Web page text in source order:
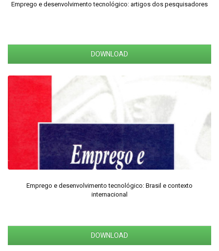
Emprego e desenvolvimento tecnológico: artigos dos pesquisadores
DOWNLOAD
Emprego e desenvolvimento tecnológico: Brasil e contexto
internacional
DOWNLOAD